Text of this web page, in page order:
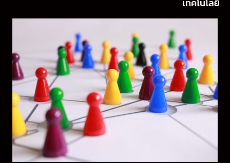
เทคโนโลยี